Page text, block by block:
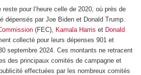
pour l’heure celle de 2020, où près de
dépensés par Joe Biden et Donald Trump.
(FEC), Kamala Harris et Donald
collecté pour leurs dépenses 901 et
septembre 2024. Ces montants ne retracent
des principaux comités de campagne et
effectuées par les nombreux comités